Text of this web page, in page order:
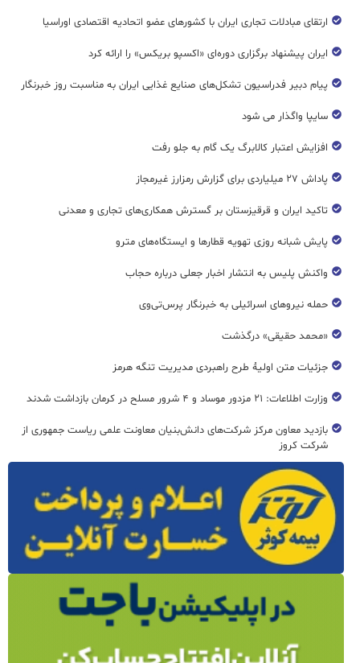
ارتقای مبادلات تجاری ایران با کشورهای عضو اتحادیه اقتصادی اوراسیا
ایران پیشنهاد برگزاری دوره‌ای «اکسپو بریکس» را ارائه کرد
پیام دبیر فدراسیون تشکل‌های صنایع غذایی ایران به مناسبت روز خبرنگار
سایپا واگذار می شود
افزایش اعتبار کالابرگ یک گام به جلو رفت
پاداش ۲۷ میلیاردی برای گزارش رمزارز غیرمجاز
تاکید ایران و قرقیزستان بر گسترش همکاری‌های تجاری و معدنی
پایش شبانه روزی تهویه قطار‌ها و ایستگاه‌های مترو
واکنش پلیس به انتشار اخبار جعلی درباره حجاب
حمله نیروهای اسرائیلی به خبرنگار پرس‌تی‌وی
«محمد حقیقی» درگذشت
جزئیات متن اولیۀ طرح راهبردی مدیریت تنگه هرمز
وزارت اطلاعات: ۲۱ مزدور موساد و ۴ شرور مسلح در کرمان بازداشت شدند
بازدید معاون مرکز شرکت‌های دانش‌بنیان معاونت علمی ریاست جمهوری از
شرکت کروز